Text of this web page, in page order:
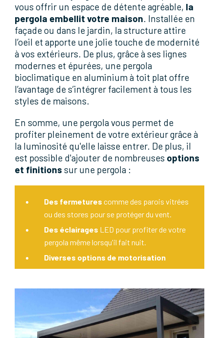
vous offrir un espace de détente agréable, la
pergola embellit votre maison. Installée en
façade ou dans le jardin, la structure attire
l’oeil et apporte une jolie touche de modernité
à vos extérieurs. De plus, grâce à ses lignes
modernes et épurées, une pergola
bioclimatique en aluminium à toit plat offre
l’avantage de s’intégrer facilement à tous les
styles de maisons.
En somme, une pergola vous permet de
profiter pleinement de votre extérieur grâce à
la luminosité qu'elle laisse entrer. De plus, il
est possible d'ajouter de nombreuses options
et finitions sur une pergola :
Des fermetures comme des parois vitrées
ou des stores pour se protéger du vent.
Des éclairages LED pour profiter de votre
pergola même lorsqu'il fait nuit.
Diverses options de motorisation